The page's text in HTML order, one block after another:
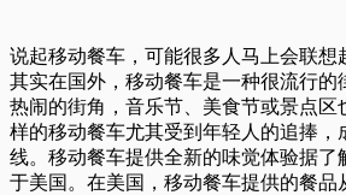
说起移动餐车，可能很多人马上会联想
其实在国外，移动餐车是一种很流行的
热闹的街角，音乐节、美食节或景点区
样的移动餐车尤其受到年轻人的追捧，
线。移动餐车提供全新的味觉体验据了
于美国。在美国，移动餐车提供的餐品